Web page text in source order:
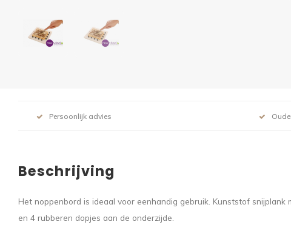
Persoonlijk advies
Beschrijving
Het noppenbord is ideaal voor eenhandig gebruik. Kunststof snijplank
en 4 rubberen dopjes aan de onderzijde.